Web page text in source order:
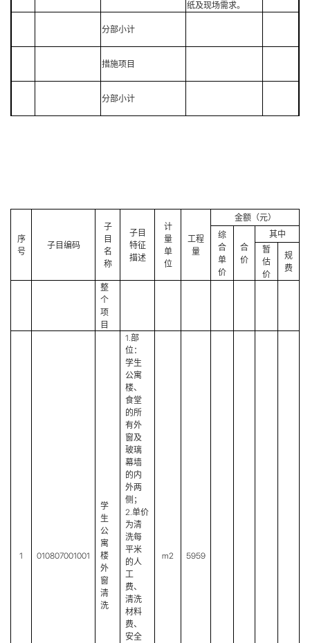
纸及现场需求。
分部小计
措施项目
分部小计
序
号
子目编码
子
目
名
称
子目
特征
描述
计
量
单
位
工程
量
金额（元）
综
合
单
价
合
价
其中
暂
估
价
规
费
整
个
项
目
1 010807001001
学
生
公
寓
楼
外
窗
清
洗
1.部
位：
学生
公寓
楼、
食堂
的所
有外
窗及
玻璃
幕墙
的内
外两
侧；
2.单价
为清
洗每
平米
的人
工
费、
清洗
材料
费、
安全
m2 5959